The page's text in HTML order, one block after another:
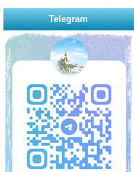
Telegram